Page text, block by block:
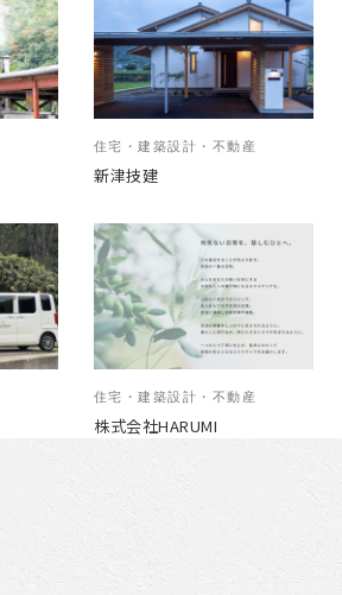
住宅・建築設計・不動産
新津技建
住宅・建築設計・不動産
株式会社HARUMI